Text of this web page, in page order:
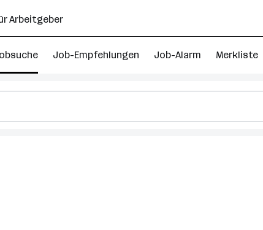
Arbeitgeber
Job-Empfehlungen Job-Alarm Merkliste